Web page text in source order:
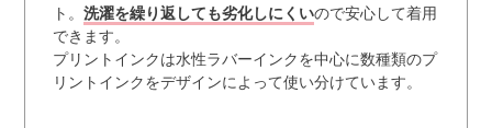
ト。 洗濯を繰り返しても劣化しにくいので安心して着用
できます。
プリントインクは水性ラバーインクを中心に数種類のプ
リントインクをデザインによって使い分けています。